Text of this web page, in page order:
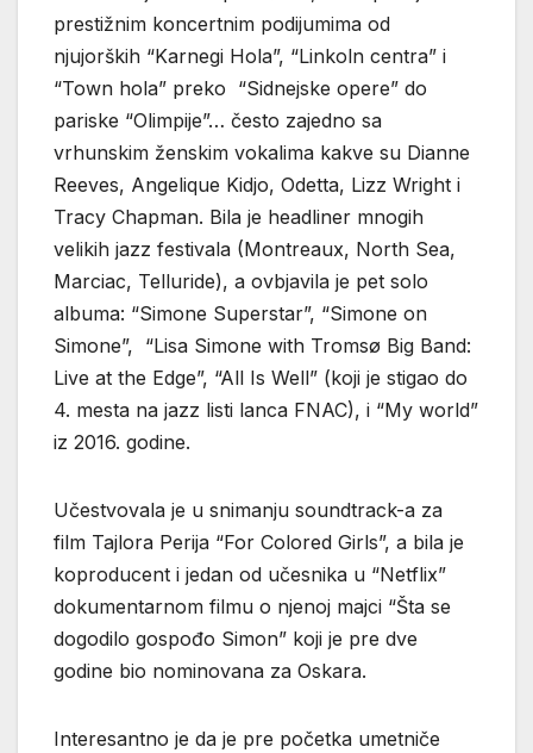
prestižnim koncertnim podijumima od
njujorških “Karnegi Hola”, “Linkoln centra” i
“Town hola” preko “Sidnejske opere” do
pariske “Olimpije”… često zajedno sa
vrhunskim ženskim vokalima kakve su Dianne
Reeves, Angelique Kidjo, Odetta, Lizz Wright i
Tracy Chapman. Bila je headliner mnogih
velikih jazz festivala (Montreaux, North Sea,
Marciac, Telluride), a ovbjavila je pet solo
albuma: “Simone Superstar”, “Simone on
Simone”, “Lisa Simone with Tromsø Big Band:
Live at the Edge”, “All Is Well” (koji je stigao do
4. mesta na jazz listi lanca FNAC), i “My world”
iz 2016. godine.
Učestvovala je u snimanju soundtrack-a za
film Tajlora Perija “For Colored Girls”, a bila je
koproducent i jedan od učesnika u “Netflix”
dokumentarnom filmu o njenoj majci “Šta se
dogodilo gospođo Simon” koji je pre dve
godine bio nominovana za Oskara.
Interesantno je da je pre početka umetniče